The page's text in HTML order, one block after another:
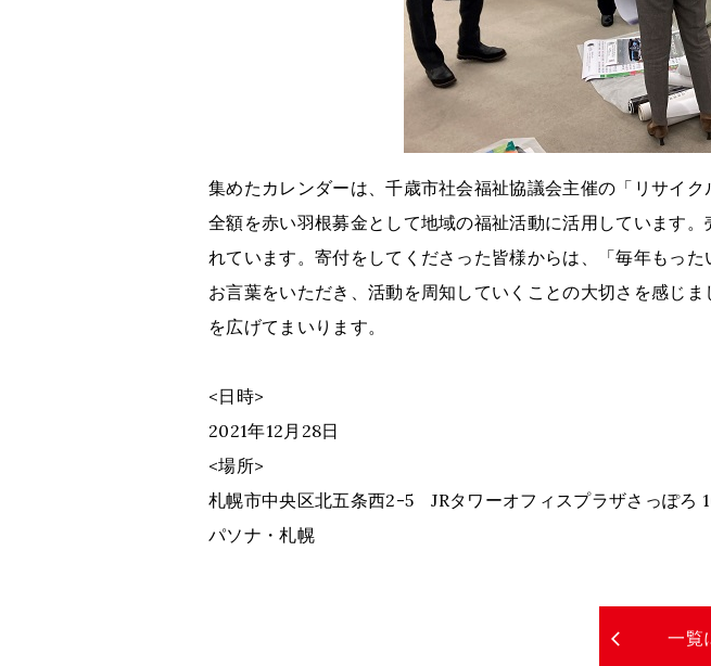
集めたカレンダーは、千歳市社会福祉協議会主催の「リサイ
全額を赤い羽根募金として地域の福祉活動に活用しています
れています。寄付をしてくださった皆様からは、「毎年もっ
お言葉をいただき、活動を周知していくことの大切さを感じ
を広げてまいります。
<日時>
2021年12月28日
<場所>
札幌市中央区北五条西2-5 JRタワーオフィスプラザさっぽろ
パソナ・札幌
一覧